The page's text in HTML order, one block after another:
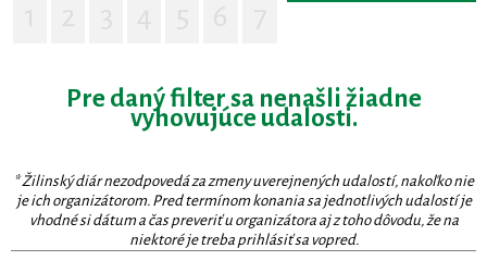
Pre daný filter sa nenašli žiadne
vyhovujúce udalosti.
* Žilinský diár nezodpovedá za zmeny uverejnených udalostí, nakoľko nie
je ich organizátorom. Pred termínom konania sa jednotlivých udalostí je
vhodné si dátum a čas preveriť u organizátora aj z toho dôvodu, že na
niektoré je treba prihlásiť sa vopred.